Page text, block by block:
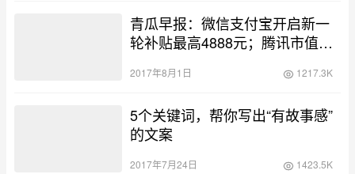
青瓜早报：微信支付宝开启新一
轮补贴最高4888元；腾讯市值首
白痴经济…
2017年8月1日 1217.3K
5个关键词，帮你写出“有故事感”
的文案
2017年7月24日 1423.5K